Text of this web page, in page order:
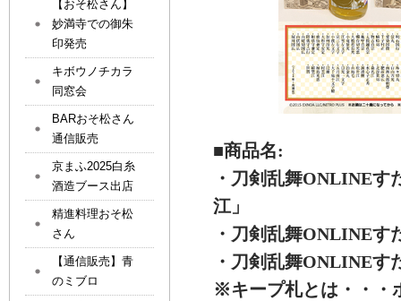
■商品名:
・刀剣乱舞ONLINEす
江」
・刀剣乱舞ONLINEす
・刀剣乱舞ONLINEす
※キープ札とは・・・
【おそ松さん】
妙満寺での御朱
印発売
キボウノチカラ
同窓会
BARおそ松さん
通信販売
京まふ2025白糸
酒造ブース出店
精進料理おそ松
さん
【通信販売】青
のミブロ